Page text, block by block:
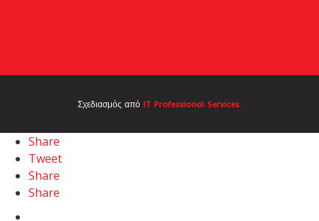
Σχεδιασμός από IT Professional Services.
Share
Tweet
Share
Share